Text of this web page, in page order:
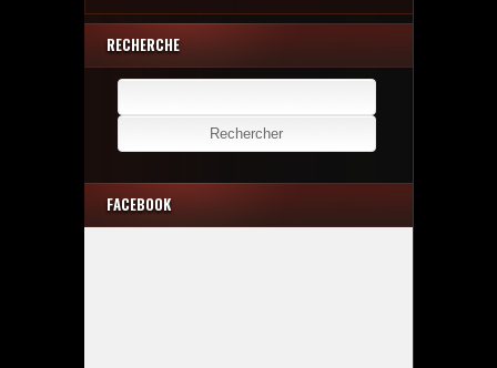
RECHERCHE
Rechercher :
FACEBOOK